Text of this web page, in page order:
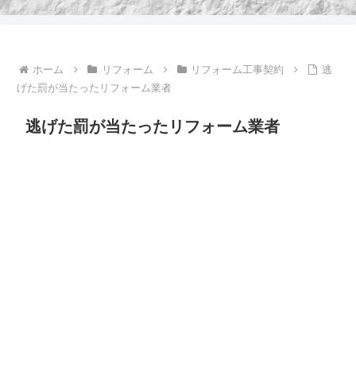
ホーム リフォーム リフォーム工事契約
逃
げた罰が当たったリフォーム業者
逃げた罰が当たったリフォーム業者